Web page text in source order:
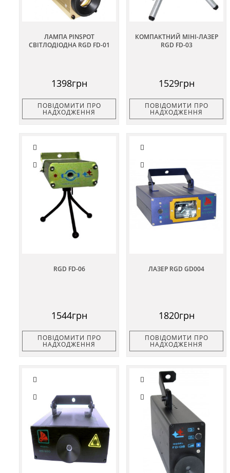
ЛАМПА PINSPOT
СВІТЛОДІОДНА RGD FD-01
1398грн
ПОВІДОМИТИ ПРО
НАДХОДЖЕННЯ
КОМПАКТНИЙ МІНІ-ЛАЗЕР
RGD FD-03
1529грн
ПОВІДОМИТИ ПРО
НАДХОДЖЕННЯ
RGD FD-06
1544грн
ПОВІДОМИТИ ПРО
НАДХОДЖЕННЯ
ЛАЗЕР RGD GD004
1820грн
ПОВІДОМИТИ ПРО
НАДХОДЖЕННЯ